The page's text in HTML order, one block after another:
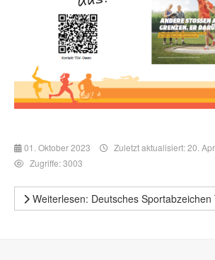
01. Oktober 2023
Zuletzt aktualisiert: 20.
Zugriffe: 3003
Weiterlesen: Deutsches